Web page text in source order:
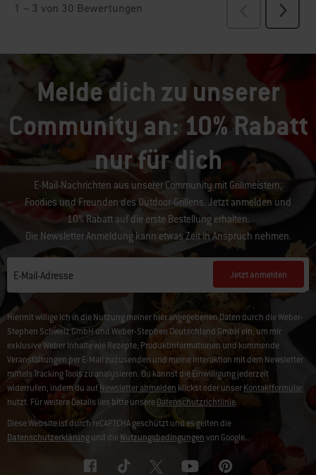
Melde dich zu unserer
Community an: 10% Rabatt
nur für dich
E-Mail-Nachrichten aus unserer Community mit Grillmeistern,
Foodies und Freunden des Outdoor-Grillens. Jetzt anmelden und
10% Rabatt auf die erste Bestellung erhalten.
Die Newsletter Anmeldung kann etwas Zeit in Anspruch nehmen.
E-Mail-Adresse Jetzt anmelden
Hiermit willige ich in die Nutzung meiner hier angegebenen Daten durch die Weber-
Stephen Schweiz GmbH und Weber-Stephen Deutschland GmbH ein, um mir
exklusive Weber Inhalte wie Rezepte, Produktinformationen und kommende
Veranstaltungen per E-Mail zuzusenden und meine Interaktion mit dem Newsletter
mittels Tracking Tools zu analysieren. Du kannst die Einwilligung jederzeit
widerrufen, indem du aufNewsletter abmelden klickst oder unserKontaktformular
nutzt. Für weitere Details lies bitte unsereDatenschutzrichtlinie.
Diese Website ist durch reCAPTCHA geschützt und es gelten die
Datenschutzerklärungund dieNutzungsbedingungenvon Google.